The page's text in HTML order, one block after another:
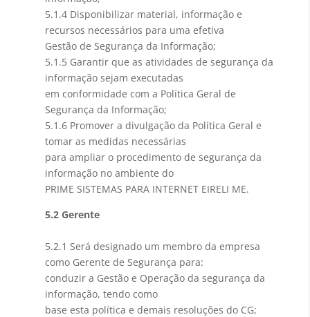
5.1.4 Disponibilizar material, informação e
recursos necessários para uma efetiva
Gestão de Segurança da Informação;
5.1.5 Garantir que as atividades de segurança da
informação sejam executadas
em conformidade com a Política Geral de
Segurança da Informação;
5.1.6 Promover a divulgação da Política Geral e
tomar as medidas necessárias
para ampliar o procedimento de segurança da
informação no ambiente do
PRIME SISTEMAS PARA INTERNET EIRELI ME.
5.2 Gerente
5.2.1 Será designado um membro da empresa
como Gerente de Segurança para:
conduzir a Gestão e Operação da segurança da
informação, tendo como
base esta política e demais resoluções do CG;